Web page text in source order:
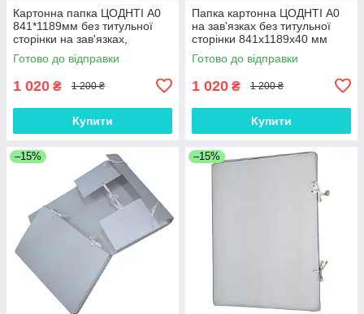
Картонна папка ЦОДНТІ А0
841*1189мм без титульної
сторінки на зав'язках,
корінець 40 мм
Готово до відправки
1 020 ₴ 1 200 ₴
Купити
Папка картонна ЦОДНТІ А0
на зав'язках без титульної
сторінки 841х1189х40 мм
Коричневий
Готово до відправки
1 020 ₴ 1 200 ₴
Купити
–15% –15%